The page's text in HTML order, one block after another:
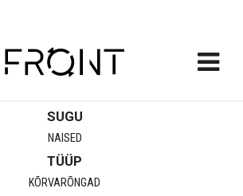
SUGU
NAISED
TÜÜP
KÕRVARÕNGAD